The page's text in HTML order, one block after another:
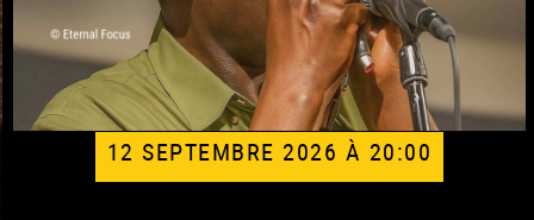
12 SEPTEMBRE 2026 À 20:00